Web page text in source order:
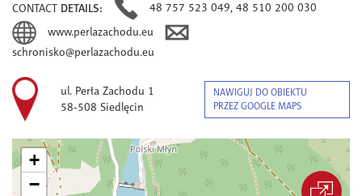
CONTACT DETAILS:
48 757 523 049, 48 510 200 030
www.perlazachodu.eu
schronisko@perlazachodu.eu
ul. Perła Zachodu 1
58-508 Siedlęcin
NAWIGUJ DO OBIEKTU
PRZEZ GOOGLE MAPS
+
−